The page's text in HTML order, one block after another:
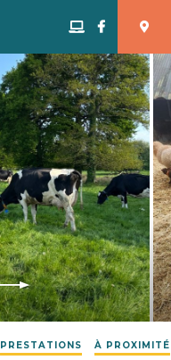
PRESTATIONS À PROXIMITÉ